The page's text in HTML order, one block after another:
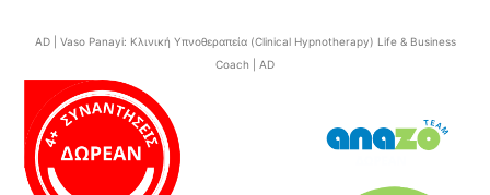
AD | Vaso Panayi: Κλινική Υπνοθεραπεία (Clinical Hypnotherapy) Life & Business
Coach | AD